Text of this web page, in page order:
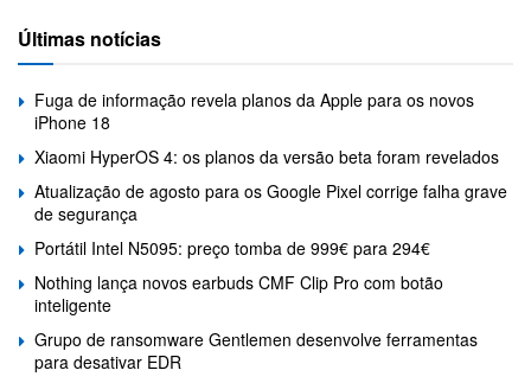
Últimas notícias
Fuga de informação revela planos da Apple para os novos
iPhone 18
Xiaomi HyperOS 4: os planos da versão beta foram revelados
Atualização de agosto para os Google Pixel corrige falha grave
de segurança
Portátil Intel N5095: preço tomba de 999€ para 294€
Nothing lança novos earbuds CMF Clip Pro com botão
inteligente
Grupo de ransomware Gentlemen desenvolve ferramentas
para desativar EDR